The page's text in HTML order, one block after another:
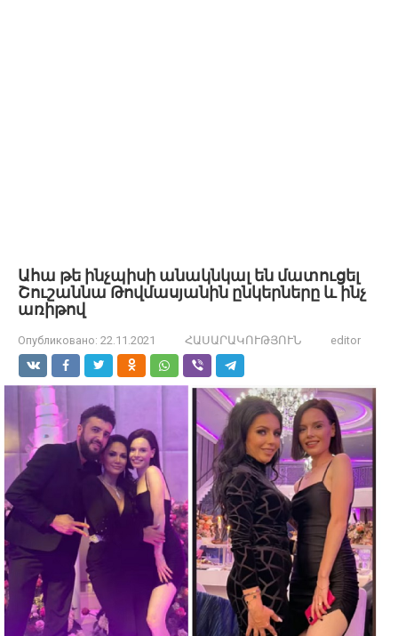
Ահա թե ինչպիսի անակնկալ են մատուցել
Շուշաննա Թովմասյանին ընկերները և ինչ
առիթով
Опубликовано: 22.11.2021 ՀԱՍԱՐԱԿՈՒԹՅՈՒՆ editor